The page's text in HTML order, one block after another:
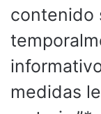
contenido
medidas